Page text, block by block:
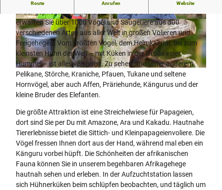
© Teutoburger Wald / Detmold / S. Nielsen | CC-BY-SA
© Teutoburger Wald Tourismus, D. Ketz © Teutoburger Wald Tourismus, D. Ketz
Route Anrufen Website
erwarten Sie über 1000 Vögel und Säugetiere aus 300
verschiedenen Arten aus aller Welt in großen Volieren und
Freigehegen. Vom größten Vogel, dem Helmkasuar, bis zum
kleinsten Huhn der Welt – mit Küken in der Größe einer
Hummel – ist alles vertreten. Zu sehen sind unter anderem
Pelikane, Störche, Kraniche, Pfauen, Tukane und seltene
Hornvögel, aber auch Affen, Präriehunde, Kängurus und der
kleine Bruder des Elefanten.
Die größte Attraktion ist eine Streichelwiese für Papageien,
dort sind Sie per Du mit Amazone, Ara und Kakadu. Hautnahe
Tiererlebnisse bietet die Sittich- und Kleinpapageienvoliere. Die
Vögel fressen Ihnen dort aus der Hand, während mal eben ein
Känguru vorbei hüpft. Die Schönheiten der afrikanischen
Fauna können Sie in unserem begehbaren Afrikagehege
hautnah sehen und erleben. In der Aufzuchtstation lassen
sich Hühnerküken beim schlüpfen beobachten, und täglich um